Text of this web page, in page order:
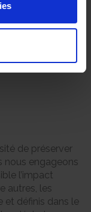
la Croix-Rouge,
et Residencia
et de
de préserver
nous engageons
l’impact
autres, les
et définis dans le